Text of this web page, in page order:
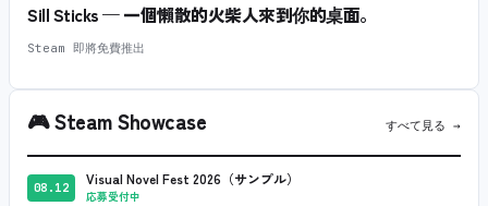
Sill Sticks — 一個懶散的火柴人來到你的桌面。
Steam 即將免費推出
🎮Steam Showcase すべて見る →
08.12 Visual Novel Fest 2026（サンプル）
応募受付中